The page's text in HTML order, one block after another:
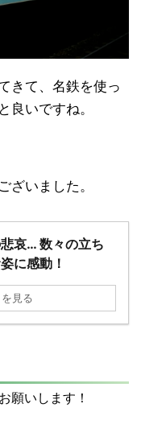
きて、名鉄を使っ
良いですね。
ざいました。
哀… 数々の立ち
に感動！
見る
願いします！